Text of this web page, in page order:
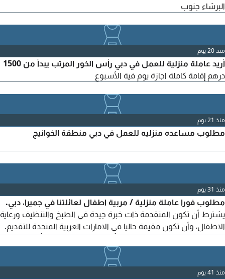
البرشاء جنوب
منذ 20 يوم
أريد عاملة منزلية للعمل في دبي رأس الخور المرتب يبدأ من 1500
درهم إقامة كاملة اجازة يوم فية الأسبوع
منذ 21 يوم
مطلوب مساعده منزليه للعمل في دبي منطقة الخوانيج
منذ 31 يوم
مطلوب فورا عاملة منزلية / مربية اطفال لعائلتنا في جميرا، دبي.
يشترط أن تكون المتقدمة ذات خبرة جيدة في الطبخ والتنظيف ورعاية
الاطفال، وأن تكون مقيمة حاليا في الامارات العربية المتحدة للتقديم.
جميع الجنسيات مرحب بها. يرجى ارسال سيرتك الذاتية للتقديم. يفضل
منذ 41 يوم